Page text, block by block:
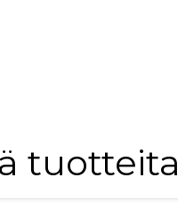
tuotteita